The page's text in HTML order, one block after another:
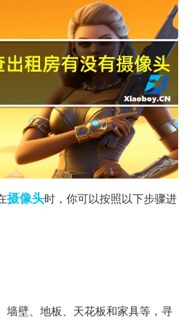
摄像头时，你可以按照以下步骤进
墙壁、地板、天花板和家具等，寻